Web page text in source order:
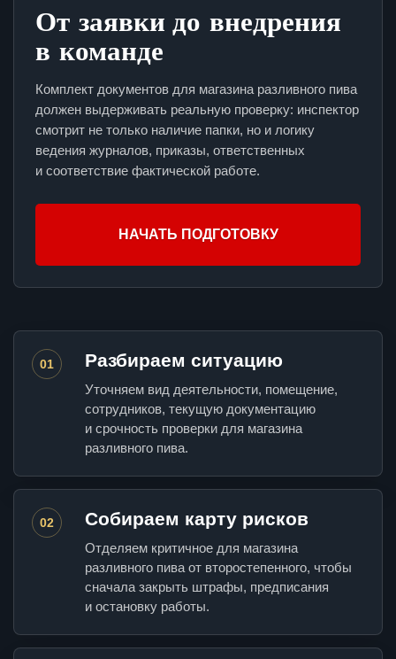
От заявки до внедрения
в команде
Комплект документов для магазина разливного пива
должен выдерживать реальную проверку: инспектор
смотрит не только наличие папки, но и логику
ведения журналов, приказы, ответственных
и соответствие фактической работе.
НАЧАТЬ ПОДГОТОВКУ
01 Разбираем ситуацию
Уточняем вид деятельности, помещение,
сотрудников, текущую документацию
и срочность проверки для магазина
разливного пива.
02 Собираем карту рисков
Отделяем критичное для магазина
разливного пива от второстепенного, чтобы
сначала закрыть штрафы, предписания
и остановку работы.